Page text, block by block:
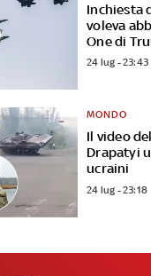
Inchiesta
voleva
One di
24 lug - 23:43
Il video
Drapatyi
ucraini
MONDO
24 lug - 23:18